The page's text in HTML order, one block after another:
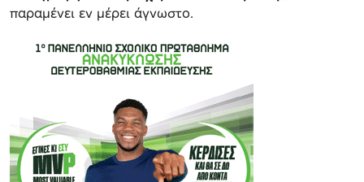
παραμένει εν μέρει άγνωστο.